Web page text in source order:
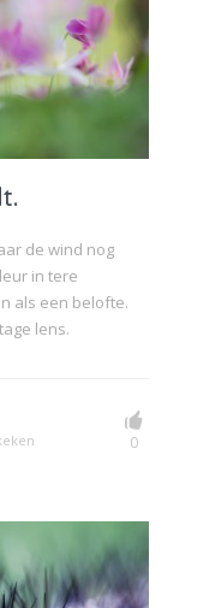
de wind nog
in tere
als een belofte.
lens.
0